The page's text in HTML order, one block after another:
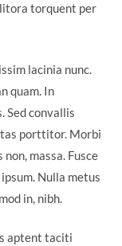
torquent per
lacinia nunc.
quam. In
Sed convallis
porttitor. Morbi
massa. Fusce
Nulla metus
in, nibh.
aptent taciti